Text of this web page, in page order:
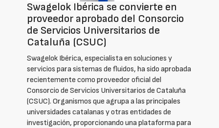
Swagelok Ibérica se convierte en
proveedor aprobado del Consorcio
de Servicios Universitarios de
Cataluña (CSUC)
Swagelok Ibérica, especialista en soluciones y
servicios para sistemas de fluidos, ha sido aprobada
recientemente como proveedor oficial del
Consorcio de Servicios Universitarios de Cataluña
(CSUC). Organismos que agrupa a las principales
universidades catalanas y otras entidades de
investigación, proporcionando una plataforma para